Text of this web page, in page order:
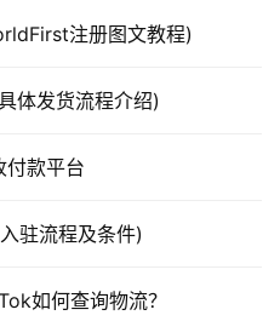
注册图文教程)
体发货流程介绍)
款平台
驻流程及条件)
如何查询物流？